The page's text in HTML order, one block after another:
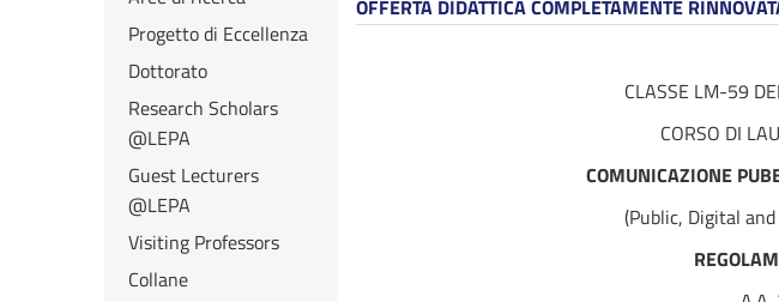
OFFERTA DIDATTICA COMPLETAMENTE
CLASSE LM-59
CORSO DI
COMUNICAZIONE
(Public, Digital
Progetto di Eccellenza
Dottorato
Research Scholars
@LEPA
Guest Lecturers
@LEPA
Visiting Professors
Collane